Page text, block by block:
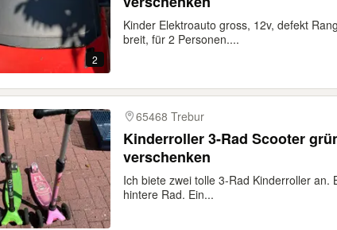
2
Kinder Elektroauto gross, 12v, defekt
breit, für 2 Personen....
65468 Trebur
Kinderroller 3-Rad Scooter
verschenken
Ich biete zwei tolle 3-Rad Kinderroller an.
hintere Rad. Ein...